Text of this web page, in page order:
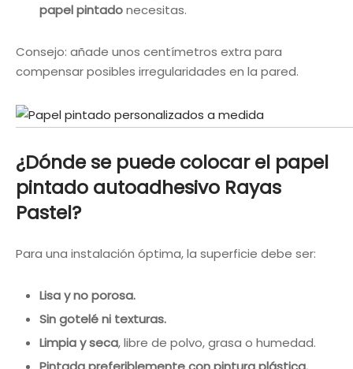
papel pintadonecesitas.
Consejo: añade unos centímetros extra para
compensar posibles irregularidades en la pared.
¿Dónde se puede colocar el papel
pintado autoadhesivo Rayas
Pastel?
Para una instalación óptima, la superficie debe ser:
Lisa y no porosa.
Sin gotelé ni texturas.
Limpia y seca, libre de polvo, grasa o humedad.